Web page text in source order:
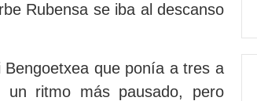
Rubensa se iba al descanso
que ponía a tres a
un ritmo más pausado, pero